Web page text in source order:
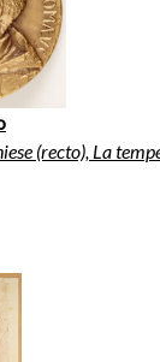
(recto), La